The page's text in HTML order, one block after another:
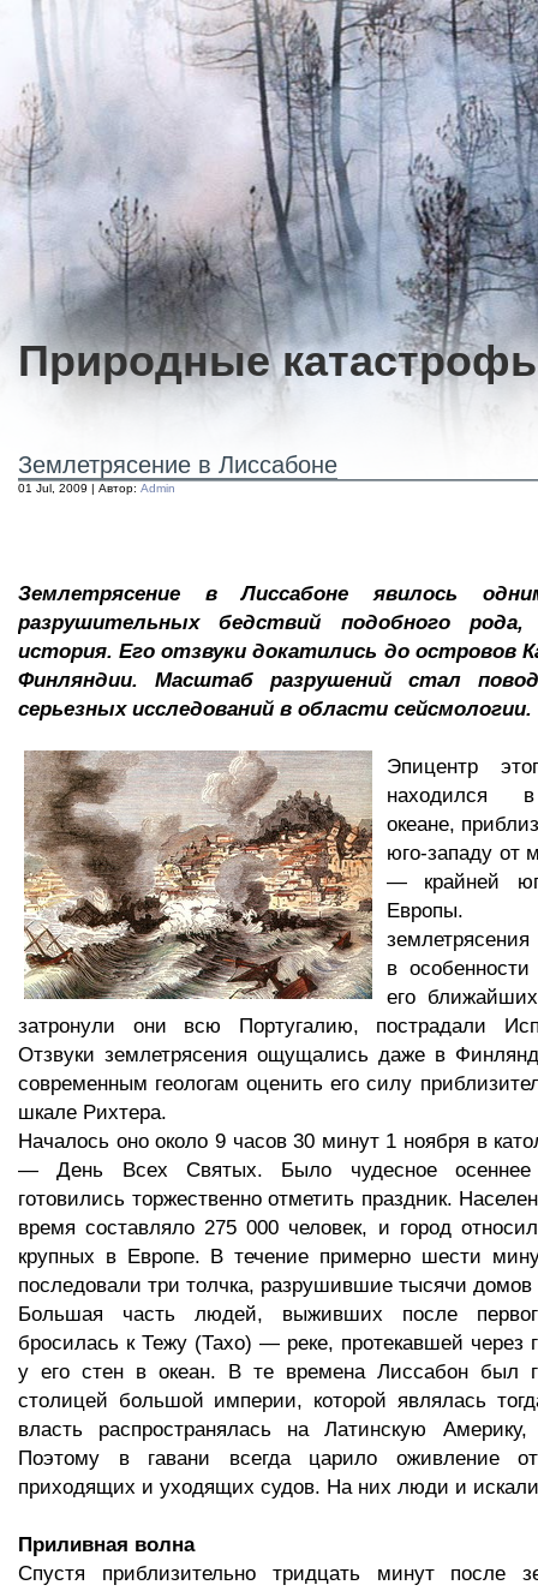
Природные
Землетрясение в Лиссабоне
01 Jul, 2009 | Автор: Admin
Землетрясение в Лиссабоне явилось
разрушительных бедствий подобного
история. Его отзвуки докатились до островов
Финляндии. Масштаб разрушений стал
серьезных исследований в области сейсмологии.
Эпицентр
находился в
океане,
юго-западу от
— крайней
Европы.
в
его
затронули они всю Португалию, пострадали
Отзвуки землетрясения ощущались даже в
современным геологам оценить его силу
шкале Рихтера.
Началось оно около 9 часов 30 минут 1 ноября в
— День Всех Святых. Было чудесное
готовились торжественно отметить праздник.
время составляло 275 000 человек, и город
крупных в Европе. В течение примерно шести
последовали три толчка, разрушившие тысячи домов
Большая часть людей, выживших после
бросилась к Тежу (Тахо) — реке, протекавшей через
у его стен в океан. В те времена Лиссабон был
столицей большой империи, которой являлась
власть распространялась на Латинскую
Поэтому в гавани всегда царило оживление от
приходящих и уходящих судов. На них люди и
Приливная волна
Спустя приблизительно тридцать минут после